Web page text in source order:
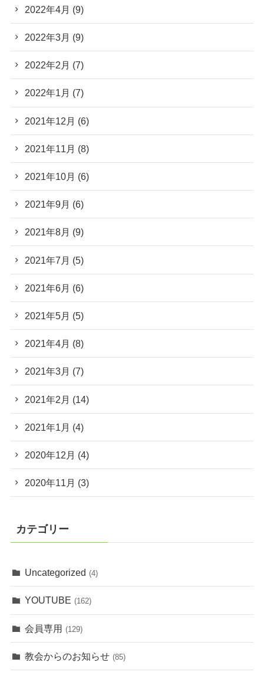
2022年4月 (9)
2022年3月 (9)
2022年2月 (7)
2022年1月 (7)
2021年12月 (6)
2021年11月 (8)
2021年10月 (6)
2021年9月 (6)
2021年8月 (9)
2021年7月 (5)
2021年6月 (6)
2021年5月 (5)
2021年4月 (8)
2021年3月 (7)
2021年2月 (14)
2021年1月 (4)
2020年12月 (4)
2020年11月 (3)
カテゴリー
Uncategorized (4)
YOUTUBE (162)
会員専用 (129)
教会からのお知らせ (85)